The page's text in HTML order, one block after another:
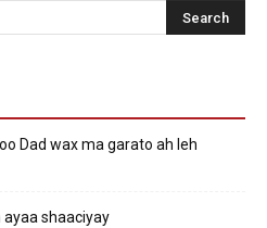
Dad wax ma garato ah leh
shaaciyay